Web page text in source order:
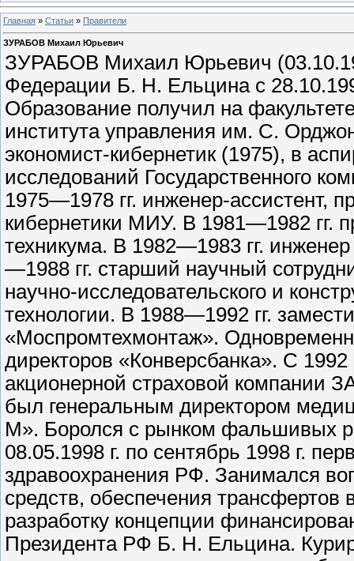
Главная » Статьи » Правители
ЗУРАБОВ Михаил Юрьевич
ЗУРАБОВ Михаил Юрьевич
Федерации Б. Н. Ельцина с
Образование получил на
института управления им. С.
экономист-кибернетик (1975), в
исследований Государственного
1975—1978 гг. инженер-ассистент,
кибернетики МИУ. В 1981—1982 гг.
техникума. В 1982—1983 гг.
—1988 гг. старший научный
научно-исследовательского и
технологии. В 1988—1992 гг.
«Моспромтехмонтаж».
директоров «Конверсбанка». С
акционерной страховой компании
был генеральным директором
М». Боролся с рынком фальшивых
08.05.1998 г. по сентябрь 1998 г.
здравоохранения РФ. Занимался
средств, обеспечения трансфертов
разработку концепции
Президента РФ Б. Н. Ельцина.